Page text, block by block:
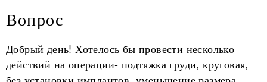
Вопрос
Добрый день! Хотелось бы провести несколько
действий на операции- подтяжка груди, круговая,
без установки имплантов, уменьшение размера